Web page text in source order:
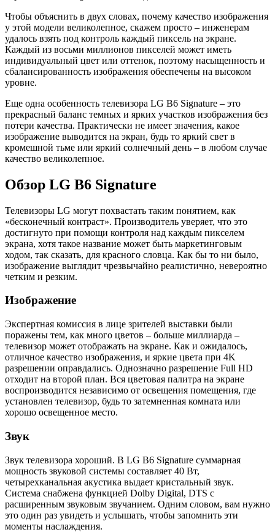
Чтобы объяснить в двух словах, почему качество изображения
у этой модели великолепное, скажем просто – инженерам
удалось взять под контроль каждый пиксель на экране.
Каждый из восьми миллионов пикселей может иметь
индивидуальный цвет или оттенок, поэтому насыщенность и
сбалансированность изображения обеспечены на высоком
уровне.
Еще одна особенность телевизора LG B6 Signature – это
прекрасный баланс темных и ярких участков изображения без
потери качества. Практически не имеет значения, какое
изображение выводится на экран, будь то яркий свет в
кромешной тьме или яркий солнечный день – в любом случае
качество великолепное.
Обзор LG B6 Signature
Телевизоры LG могут похвастать таким понятием, как
«бесконечный контраст». Производитель уверяет, что это
достигнуто при помощи контроля над каждым пикселем
экрана, хотя такое название может быть маркетинговым
ходом, так сказать, для красного словца. Как бы то ни было,
изображение выглядит чрезвычайно реалистично, невероятно
четким и резким.
Изображение
Экспертная комиссия в лице зрителей выставки были
поражены тем, как много цветов – больше миллиарда –
телевизор может отображать на экране. Как и ожидалось,
отличное качество изображения, и яркие цвета при 4K
разрешении оправдались. Однозначно разрешение Full HD
отходит на второй план. Вся цветовая палитра на экране
воспроизводится независимо от освещения помещения, где
установлен телевизор, будь то затемненная комната или
хорошо освещенное место.
Звук
Звук телевизора хороший. В LG B6 Signature суммарная
мощность звуковой системы составляет 40 Вт,
четырехканальная акустика выдает кристальный звук.
Система снабжена функцией Dolby Digital, DTS с
расширенным звуковым звучанием. Одним словом, вам нужно
это один раз увидеть и услышать, чтобы запомнить эти
моменты наслаждения.